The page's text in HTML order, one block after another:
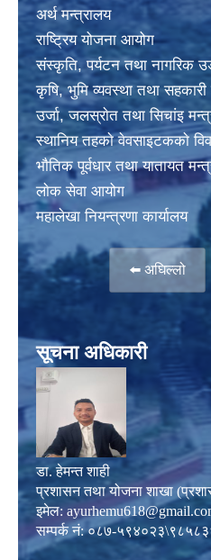
अर्थ मन्त्रालय
राष्ट्रिय योजना आयोग
संस्कृति, पर्यटन तथा नागरिक
कृषि, भुमि व्यवस्था तथा सहकारी
उर्जा, जलस्राेत तथा सिचांइ
स्थानिय तहकाे वेवसाइटककाे
भाैतिक पूर्वधार तथा यातायत
लाेक सेवा आयोग
महालेखा नियन्त्रणा कार्यालय
⬅️ अघिल्लो
सूचना अधिकारी
डा. हेमन्त शाही
प्रशासन तथा योजना शाखा
इमेल:
सम्पर्क नं: ०८७-